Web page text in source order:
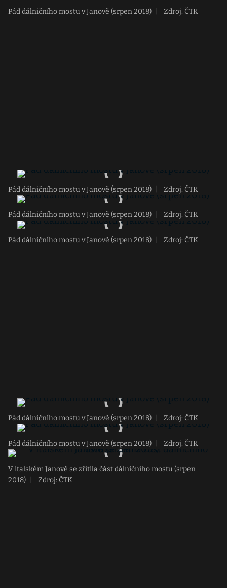
Pád dálničního mostu v Janově (srpen 2018) Zdroj: ČTK
Pád dálničního mostu v Janově (srpen 2018) Zdroj: ČTK
Pád dálničního mostu v Janově (srpen 2018) Zdroj: ČTK
Pád dálničního mostu v Janově (srpen 2018) Zdroj: ČTK
Pád dálničního mostu v Janově (srpen 2018) Zdroj: ČTK
Pád dálničního mostu v Janově (srpen 2018) Zdroj: ČTK
V italském Janově se zřítila část dálničního mostu (srpen
2018)
Zdroj: ČTK